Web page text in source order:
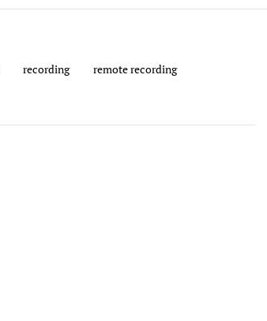
recording remote recording